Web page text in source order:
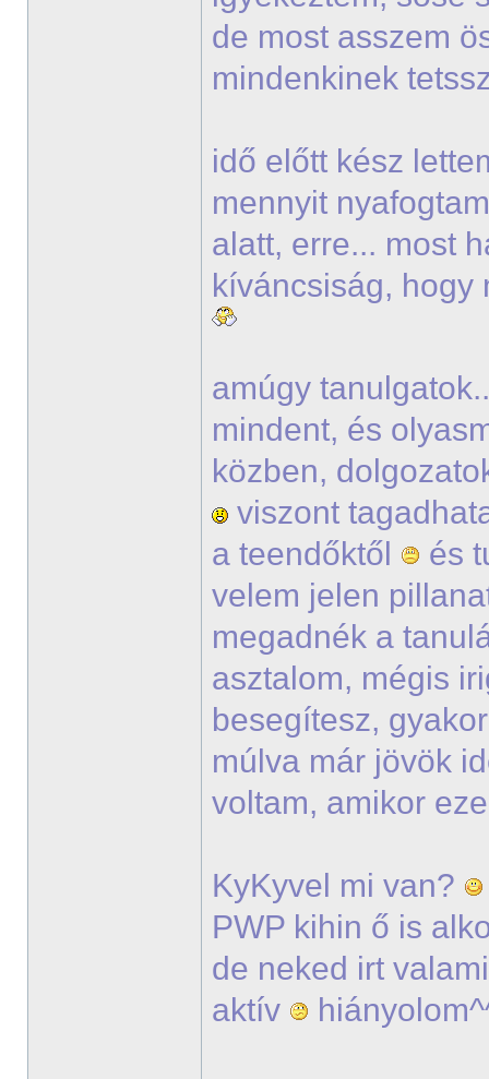
de most asszem
mindenkinek
idő előtt kész
mennyit
alatt, erre... most
kíváncsiság, hogy
amúgy
mindent, és
közben,
viszont
a teendőktől
és
velem jelen
megadnék a
asztalom, mégis
besegítesz,
múlva már jövök
voltam, amikor
KyKyvel mi van?
PWP kihin ő is
de neked irt
aktív